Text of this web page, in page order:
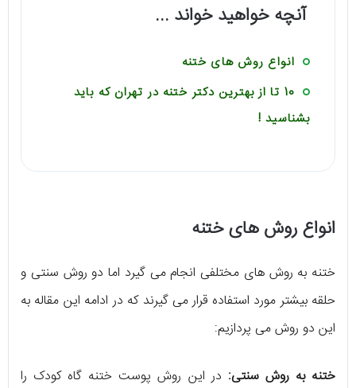
آنچه خواهید خواند ...
انواع روش های ختنه
10 تا از بهترین دکتر ختنه در تهران که باید
بشناسید !
انواع روش های ختنه
ختنه به روش های مختلفی انجام می گیرد اما دو روش سنتی و
حلقه بیشتر مورد استفاده قرار می گیرند که در ادامه این مقاله به
این دو روش می پردازیم:
ختنه به روش سنتی: در این روش پوست ختنه گاه کودک را